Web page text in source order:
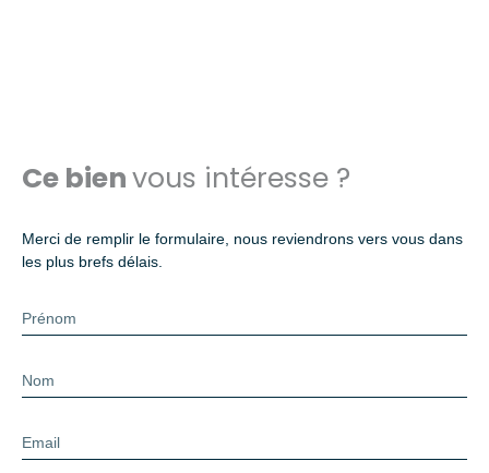
Ce bienvous intéresse ?
Merci de remplir le formulaire, nous reviendrons vers vous dans
les plus brefs délais.
Prénom
Nom
Email